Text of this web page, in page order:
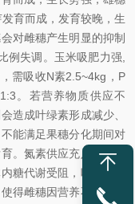
育而成，发育较晚，生
对雌穗产生明显的抑制
例失调。玉米吸肥力强,
需吸收N素2.5~4kg，P
。若营养物质供应不
造成叶绿素形成减少、
能满足果穗分化期间对
。氮素供应充足而缺磷
糖代谢受阻，叶及茎杆
得雌穗因营养不足而不